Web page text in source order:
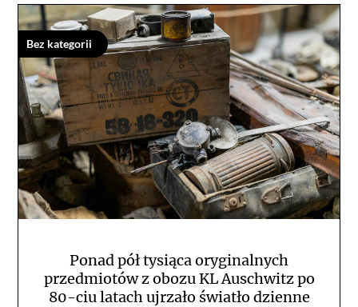
Bez kategorii
Ponad pół tysiąca oryginalnych
przedmiotów z obozu KL Auschwitz po
80-ciu latach ujrzało światło dzienne